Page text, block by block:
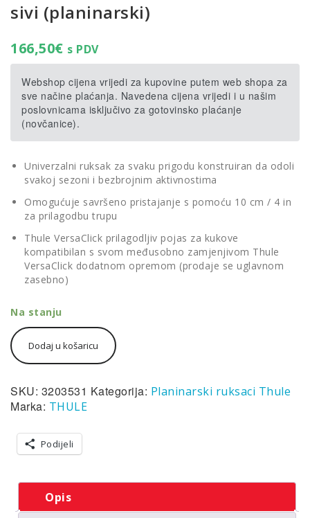
sivi (planinarski)
166,50€ s PDV
Webshop cijena vrijedi za kupovine putem web shopa za
sve načine plaćanja. Navedena cijena vrijedi i u našim
poslovnicama isključivo za gotovinsko plaćanje
(novčanice).
Univerzalni ruksak za svaku prigodu konstruiran da odoli
svakoj sezoni i bezbrojnim aktivnostima
Omogućuje savršeno pristajanje s pomoću 10 cm / 4 in
za prilagodbu trupu
Thule VersaClick prilagodljiv pojas za kukove
kompatibilan s svom međusobno zamjenjivom Thule
VersaClick dodatnom opremom (prodaje se uglavnom
zasebno)
Na stanju
Muški
ruksak
Thule
45L
sivi
količina
Dodaj u košaricu
SKU: 3203531 Kategorija: Planinarski ruksaci Thule
Marka: THULE
Podijeli
Opis